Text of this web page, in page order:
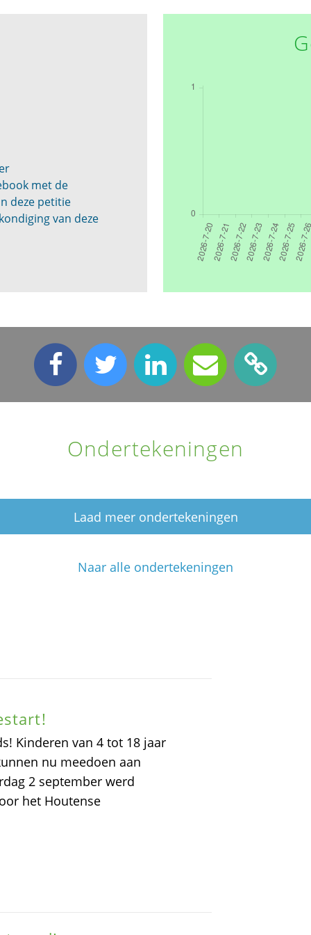
met de
deze petitie
van deze
Ondertekeningen
Laad meer ondertekeningen
Naar alle ondertekeningen
Kinderen van 4 tot 18 jaar
nu meedoen aan
2 september werd
het Houtense